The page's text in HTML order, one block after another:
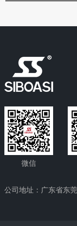
微信
公司地址：广东省东